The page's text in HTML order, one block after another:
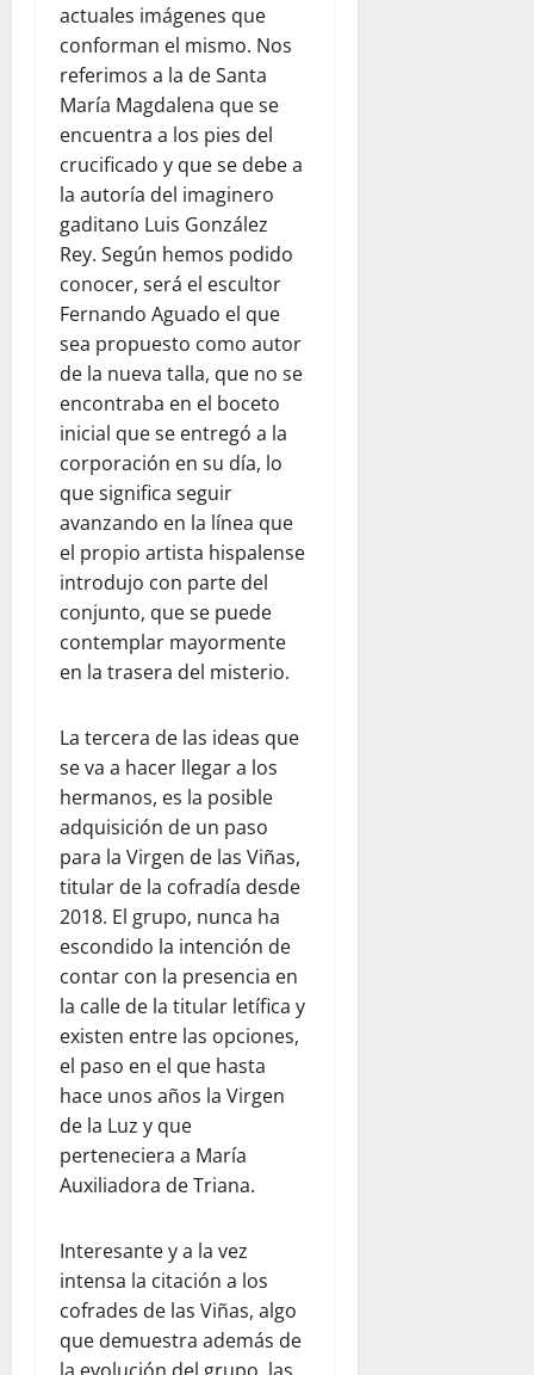
actuales imágenes que
conforman el mismo. Nos
referimos a la de Santa
María Magdalena que se
encuentra a los pies del
crucificado y que se debe a
la autoría del imaginero
gaditano Luis González
Rey. Según hemos podido
conocer, será el escultor
Fernando Aguado el que
sea propuesto como autor
de la nueva talla, que no se
encontraba en el boceto
inicial que se entregó a la
corporación en su día, lo
que significa seguir
avanzando en la línea que
el propio artista hispalense
introdujo con parte del
conjunto, que se puede
contemplar mayormente
en la trasera del misterio.
La tercera de las ideas que
se va a hacer llegar a los
hermanos, es la posible
adquisición de un paso
para la Virgen de las Viñas,
titular de la cofradía desde
2018. El grupo, nunca ha
escondido la intención de
contar con la presencia en
la calle de la titular letífica y
existen entre las opciones,
el paso en el que hasta
hace unos años la Virgen
de la Luz y que
perteneciera a María
Auxiliadora de Triana.
Interesante y a la vez
intensa la citación a los
cofrades de las Viñas, algo
que demuestra además de